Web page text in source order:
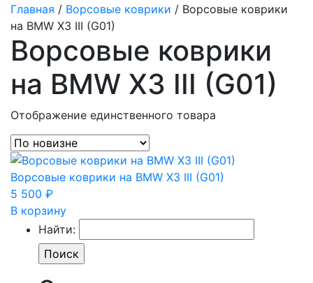
Главная / Ворсовые коврики / Ворсовые коврики
на BMW X3 III (G01)
Ворсовые коврики
на BMW X3 III (G01)
Отображение единственного товара
Ворсовые коврики на BMW X3 III (G01)
5 500 ₽
В корзину
Найти: